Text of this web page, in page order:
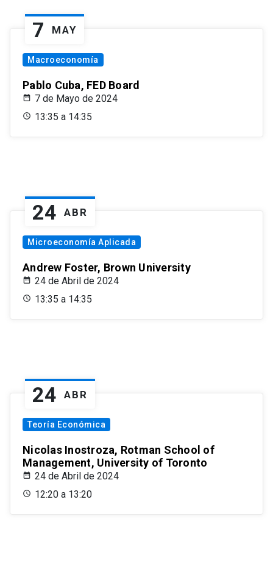
7 MAY
Macroeconomía
Pablo Cuba, FED Board
7 de Mayo de 2024
13:35 a 14:35
24 ABR
Microeconomía Aplicada
Andrew Foster, Brown University
24 de Abril de 2024
13:35 a 14:35
24 ABR
Teoría Económica
Nicolas Inostroza, Rotman School of
Management, University of Toronto
24 de Abril de 2024
12:20 a 13:20